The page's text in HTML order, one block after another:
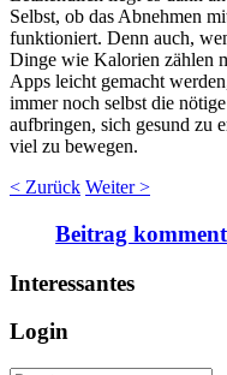
Selbst, ob das Abnehmen
funktioniert. Denn auch,
Dinge wie Kalorien zählen
Apps leicht gemacht
immer noch selbst die
aufbringen, sich gesund zu
viel zu bewegen.
< Zurück Weiter >
Beitrag
Interessantes
Login